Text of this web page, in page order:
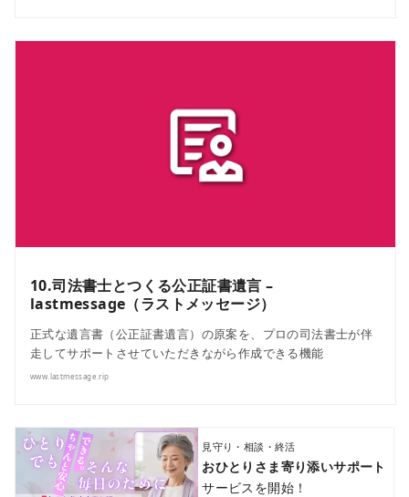
10.司法書士とつくる公正証書遺言 –
lastmessage（ラストメッセージ）
正式な遺言書（公正証書遺言）の原案を、プロの司法書士が伴
走してサポートさせていただきながら作成できる機能
www.lastmessage.rip
見守り・相談・終活
おひとりさま寄り添いサポート
サービスを開始！